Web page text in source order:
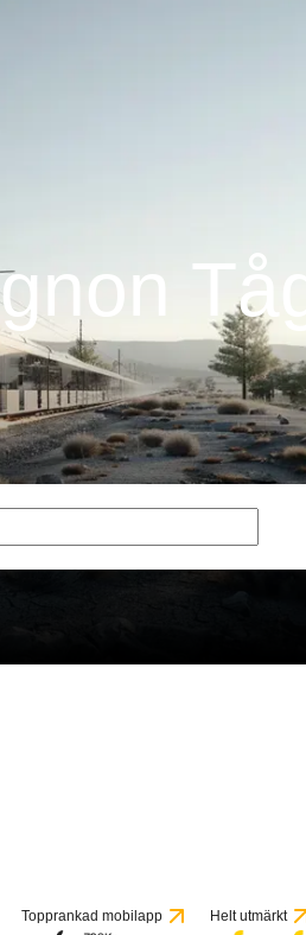
Tåg
Topprankad mobilapp Helt utmärkt